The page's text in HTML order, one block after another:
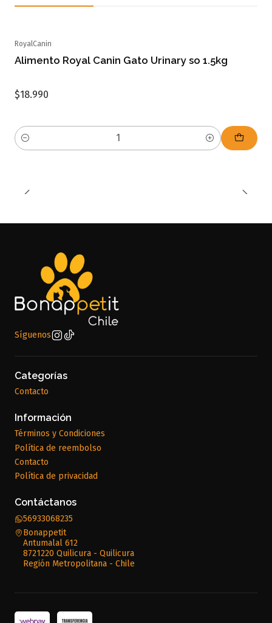
RoyalCanin
Alimento Royal Canin Gato Urinary so 1.5kg
$18.990
Cantidad
Síguenos
Categorías
Contacto
Información
Términos y Condiciones
Política de reembolso
Contacto
Política de privacidad
Contáctanos
56933068235
Bonappetit
Antumalal 612
8721220 Quilicura - Quilicura
Región Metropolitana - Chile